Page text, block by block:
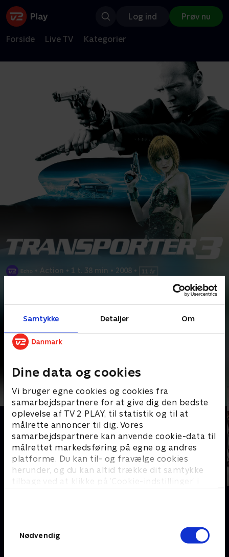
Samtykke Detaljer Om
Dine data og cookies
Vi bruger egne cookies og cookies fra
samarbejdspartnere for at give dig den bedste
oplevelse af TV 2 PLAY, til statistik og til at
målrette annoncer til dig. Vores
samarbejdspartnere kan anvende cookie-data til
målrettet markedsføring på egne og andres
platforme. Du kan til- og fravælge cookies
herunder, og du kan altid trække dit samtykke
tilbage ved at klikke på ’Cookie-indstillinger’ i
Nødvendig
Log ind Prøv nu
Forside Live TV Kategorier
• Action • 1 t. 38 min • 2008 •
Frank Martin (Jason Statham) bliver tvunget på en sidste
mission i sin tunede Audi - han skal transportere en
*Kræver pakken Basis. Administrer dit abonnement på Mit TV 2.
Andre så også
Priser og abonnement